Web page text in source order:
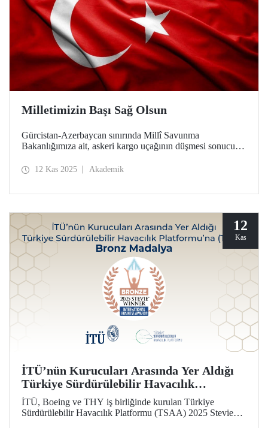
Milletimizin Başı Sağ Olsun
Gürcistan-Azerbaycan sınırında Millî Savunma
Bakanlığımıza ait, askeri kargo uçağının düşmesi sonucu
askerlerimize acil şifalar; milletimize başsağlığı diliyoruz.
12 Kas 2025 Akademik
12
Kas
İTÜ’nün Kurucuları Arasında Yer Aldığı
Türkiye Sürdürülebilir Havacılık
Platformu’na (TSAA) Bronz Madalya
İTÜ, Boeing ve THY iş birliğinde kurulan Türkiye
Sürdürülebilir Havacılık Platformu (TSAA) 2025 Stevie